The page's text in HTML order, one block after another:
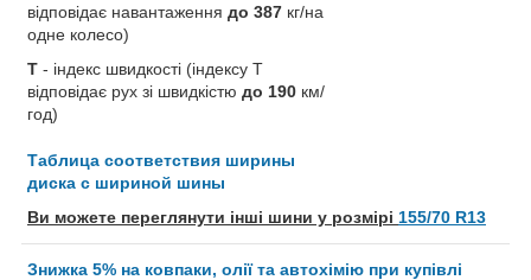
відповідає навантаження до 387 кг/на
одне колесо)
T - індекс швидкості (індексу T
відповідає рух зі швидкістю до 190 км/
год)
Таблица соответствия ширины
диска с шириной шины
Ви можете переглянути інші шини у розмірі 155/70 R13
Знижка 5% на ковпаки, олії та автохімію при купівлі